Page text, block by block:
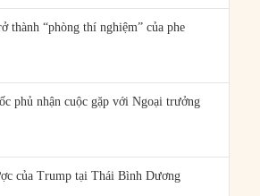
thành “phòng thí nghiệm” của phe
phủ nhận cuộc gặp với Ngoại trưởng
của Trump tại Thái Bình Dương